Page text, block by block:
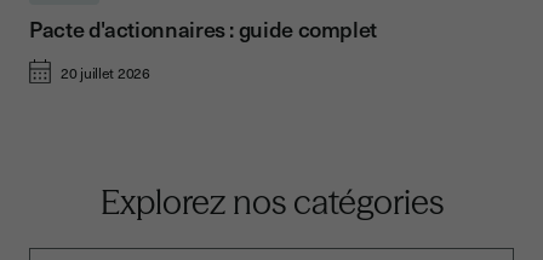
Pacte d'actionnaires : guide complet
20 juillet 2026
Explorez nos catégories